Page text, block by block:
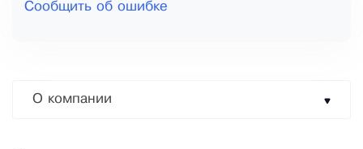
Сообщить об ошибке
О компании